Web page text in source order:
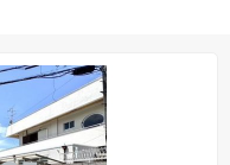
ます。
は、土地購入者の設計プランの参考
る時、そのプラン例は特定の建築請
、同様のものが同価格で建てられる
りません。
請負契約が、一定期間内に成立する